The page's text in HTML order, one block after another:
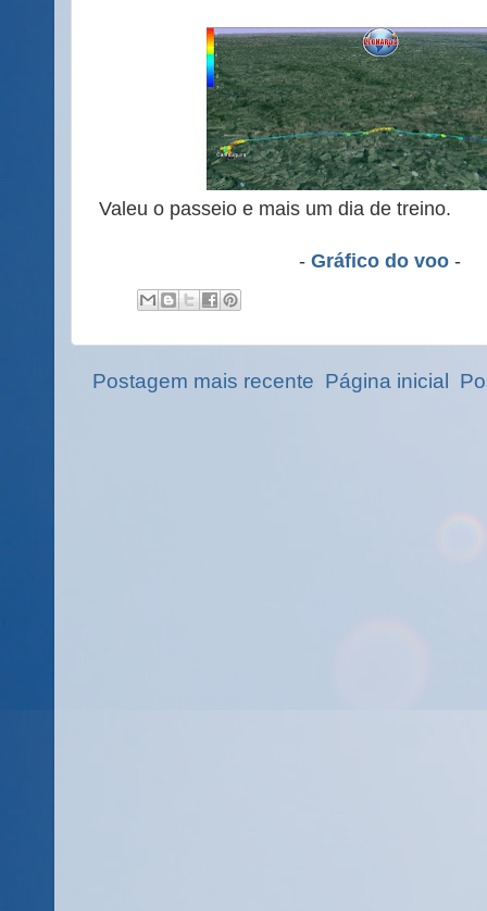
Valeu o passeio e mais um dia de treino.
-Gráfico do voo -
Postagem mais recente Página inicial